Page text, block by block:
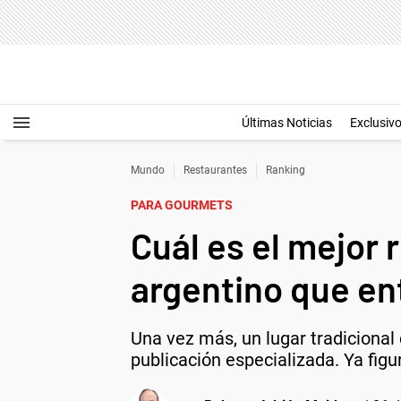
Últimas Noticias
Mundo Restaurantes Ranking
PARA GOURMETS
Cuál es el mejor
argentino que
Una vez más, un lugar
publicación especializada. Ya